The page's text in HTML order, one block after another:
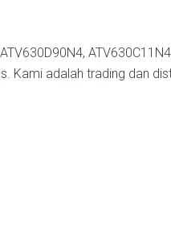
Kami adalah trading dan